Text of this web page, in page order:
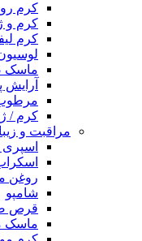
کرم
کرم و
کرم
ماسک
مرطوب
کرم /
مراقبت و
روغن
شامپو
قرص
ماسک